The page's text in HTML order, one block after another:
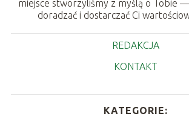
miejsce stworzyliśmy z myślą o Tobie
doradzać i dostarczać Ci
REDAKCJA
KONTAKT
KATEGORIE: